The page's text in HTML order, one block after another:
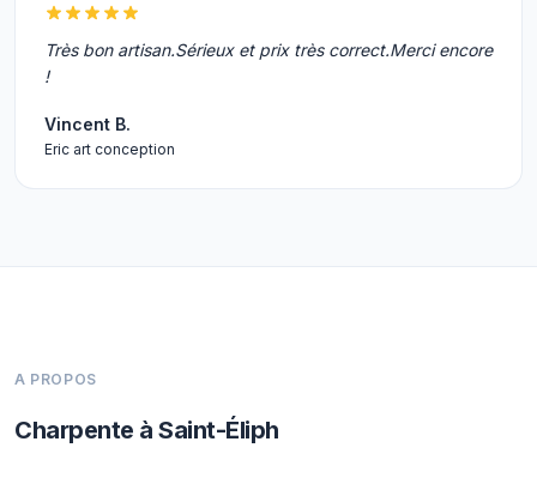
Très bon artisan.Sérieux et prix très correct.Merci encore
!
Vincent B.
Eric art conception
A PROPOS
Charpente à Saint-Éliph